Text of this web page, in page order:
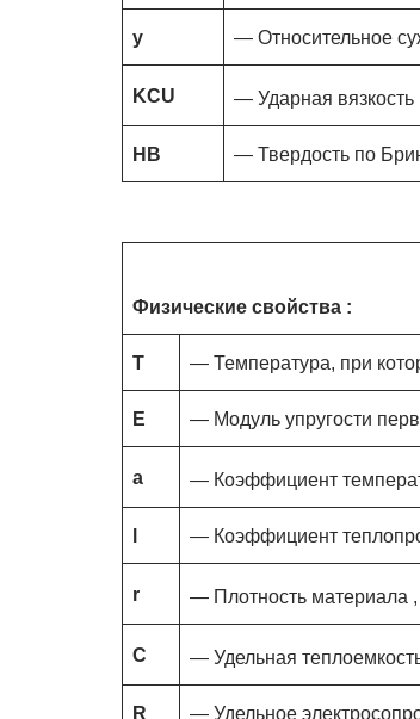
y — Относительное
KCU — Ударная
HB — Твердость по
Физические свойства :
T — Температура, при
E — Модуль упругости
a — Коэффициент
l — Коэффициент
r — Плотность материала ,
C — Удельная
R — Удельное